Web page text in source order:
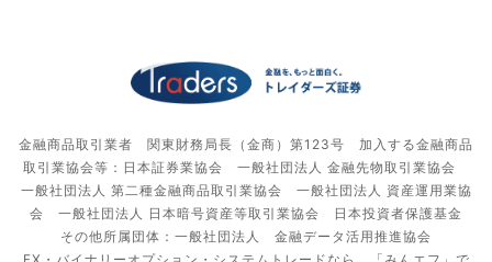
金融商品取引業者 関東財務局長（金商）第123号 加入する金融商品
取引業協会等：日本証券業協会 一般社団法人 金融先物取引業協会
一般社団法人 第二種金融商品取引業協会 一般社団法人 資産運用業協
会 一般社団法人 日本暗号資産等取引業協会 日本投資者保護基金
その他所属団体：一般社団法人 金融データ活用推進協会